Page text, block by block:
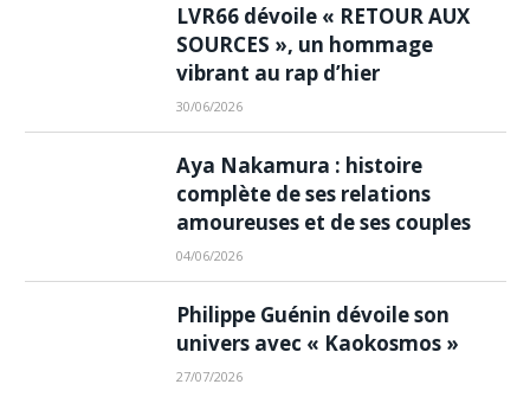
LVR66 dévoile « RETOUR AUX
SOURCES », un hommage
vibrant au rap d’hier
30/06/2026
Aya Nakamura : histoire
complète de ses relations
amoureuses et de ses couples
04/06/2026
Philippe Guénin dévoile son
univers avec « Kaokosmos »
27/07/2026